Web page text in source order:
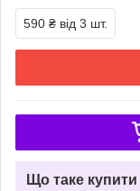
590 ₴ від 3 шт.
Що таке